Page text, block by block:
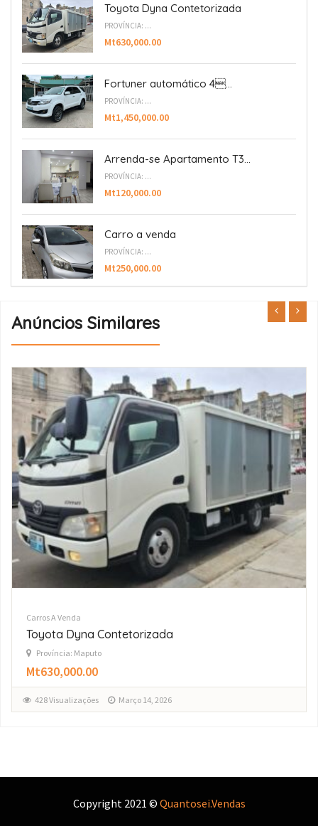
Toyota Dyna Contetorizada
PROVÍNCIA: ...
Mt630,000.00
Fortuner automático 4...
PROVÍNCIA: ...
Mt1,450,000.00
Arrenda-se Apartamento T3...
PROVÍNCIA: ...
Mt120,000.00
Carro a venda
PROVÍNCIA: ...
Mt250,000.00
Anúncios Similares
Carros A Venda
Fortuner automático 4×4
Província: Maputo
Mt1,450,000.00
541 Visualizações Março 14, 2026
Copyright 2021 © Quantosei.Vendas